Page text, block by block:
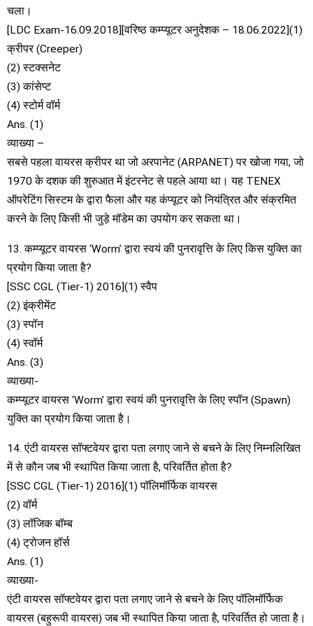
चला।
[LDC Exam-16.09.2018][वरिष्ठ कम्प्यूटर अनुदेशक – 18.06.2022](1)
क्रीपर (Creeper)
(2) स्टक्सनेट
(3) कांसेप्ट
(4) स्टोर्म वॉर्म
Ans. (1)
व्याख्या –
सबसे पहला वायरस क्रीपर था जो अरपानेट (ARPANET) पर खोजा गया, जो
1970 के दशक की शुरुआत में इंटरनेट से पहले आया था। यह TENEX
ऑपरेटिंग सिस्टम के द्वारा फैला और यह कंप्यूटर को नियंत्रित और संक्रमित
करने के लिए किसी भी जुड़े मॉडेम का उपयोग कर सकता था।
13. कम्प्यूटर वायरस ‘Worm’ द्वारा स्वयं की पुनरावृत्ति के लिए किस युक्ति का
प्रयोग किया जाता है?
[SSC CGL (Tier-1) 2016](1) स्वैप
(2) इंक्रीमेंट
(3) स्पॉन
(4) स्वॉर्म
Ans. (3)
व्याख्या-
कम्प्यूटर वायरस ‘Worm’ द्वारा स्वयं की पुनरावृत्ति के लिए स्पॉन (Spawn)
युक्ति का प्रयोग किया जाता है।
14. एंटी वायरस सॉफ्टवेयर द्वारा पता लगाए जाने से बचने के लिए निम्नलिखित
में से कौन जब भी स्थापित किया जाता है, परिवर्तित होता है?
[SSC CGL (Tier-1) 2016](1) पॉलिमॉर्फिक वायरस
(2) वॉर्म
(3) लॉजिक बॉम्ब
(4) ट्रोजन हॉर्स
Ans. (1)
व्याख्या-
एंटी वायरस सॉफ्टवेयर द्वारा पता लगाए जाने से बचने के लिए पॉलिमॉर्फिक
वायरस (बहुरूपी वायरस) जब भी स्थापित किया जाता है, परिवर्तित हो जाता है।